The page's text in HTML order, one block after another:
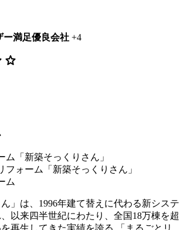
ー満足優良会社 +4
star
ム「新築そっくりさん」
フォーム「新築そっくりさん」
ム
ん」は、1996年建て替えに代わる新システ
以来四半世紀にわたり、全国18万棟を超